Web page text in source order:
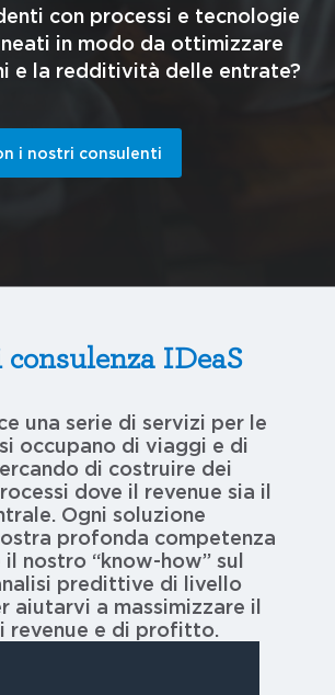
con processi e tecnologie
in modo da ottimizzare
e la redditività delle entrate?
i nostri consulenti
IDeaS
una serie di servizi per le
occupano di viaggi e di
di costruire dei
dove il revenue sia il
Ogni soluzione
profonda competenza
nostro “know-how” sul
predittive di livello
aiutarvi a massimizzare il
revenue e di profitto.